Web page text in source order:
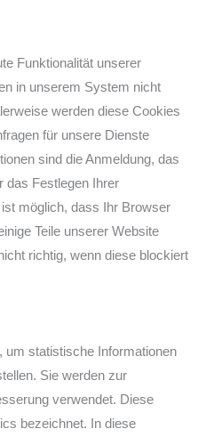
Funktionalität unserer
in unserem System nicht
werden diese Cookies
für unsere Dienste
sind die Anmeldung, das
das Festlegen Ihrer
möglich, dass Ihr Browser
Teile unserer Website
richtig, wenn diese blockiert
um statistische Informationen
Sie werden zur
verwendet. Diese
bezeichnet. In diese